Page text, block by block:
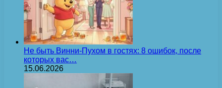
Не быть Винни-Пухом в гостях: 8 ошибок, после
которых вас…
15.06.2026